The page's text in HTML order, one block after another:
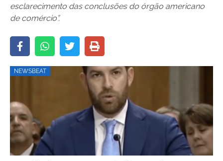
esclarecimento das conclusões do órgão americano
de comércio”.
NEWSBEAT